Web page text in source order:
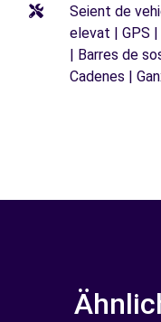
Seient de
elevat | GPS
| Barres de
Cadenes |